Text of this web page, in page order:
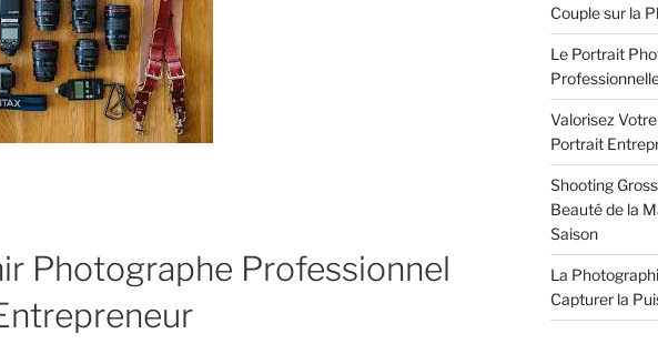
Photographe Professionnel
Couple sur la
Le Portrait
Valorisez
Portrait
Shooting
Beauté de la
Saison
La
Capturer la